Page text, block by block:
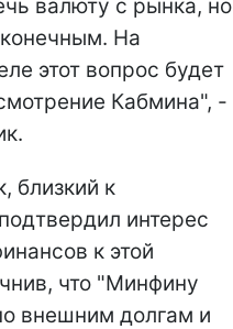
валюту с рынка, но
На
этот вопрос будет
Кабмина", -
близкий к
интерес
к этой
что "Минфину
внешним долгам и